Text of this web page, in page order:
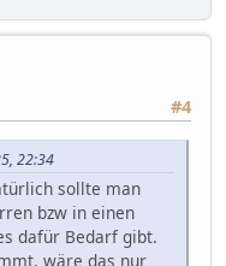
#4
22:34
sollte man
bzw in einen
dafür Bedarf gibt.
wäre das nur